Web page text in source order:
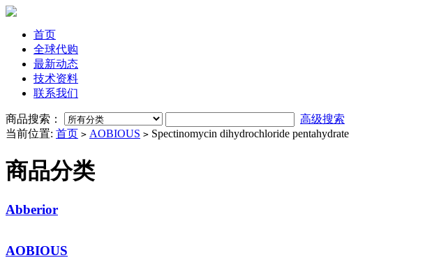
首页
全球代购
最新动态
技术资料
联系我们
商品搜索：
高级搜索
当前位置: 首页 > AOBIOUS > Spectinomycin dihydrochloride pentahydrate
商品分类
Abberior
AOBIOUS